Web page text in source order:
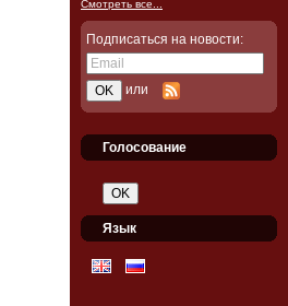
Смотреть все...
Подписаться на новости:
или
Голосование
Язык